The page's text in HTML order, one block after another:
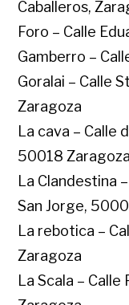
Caballeros,
Foro – Calle
Gamberro –
Goralai – Calle
Zaragoza
La cava – Calle
50018 Zaragoza
La Clandestina
San Jorge,
La rebotica –
Zaragoza
La Scala –